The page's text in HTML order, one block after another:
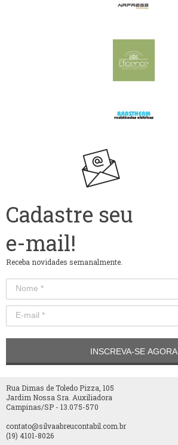
Cadastre seu
e-mail!
Receba novidades semanalmente.
INSCREVA-SE AGORA
Rua Dimas de Toledo Pizza, 105
Jardim Nossa Sra. Auxiliadora
Campinas/SP - 13.075-570
contato@silvaabreucontabil.com.br
(19) 4101-8026